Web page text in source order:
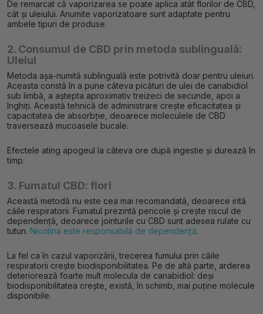
De remarcat că vaporizarea se poate aplica atât florilor de CBD,
cât și uleiului. Anumite vaporizatoare sunt adaptate pentru
ambele tipuri de produse.
2. Consumul de CBD prin metoda sublinguală:
Uleiul
Metoda așa-numită sublinguală este potrivită doar pentru uleiuri.
Aceasta constă în a pune câteva picături de ulei de canabidiol
sub limbă, a aștepta aproximativ treizeci de secunde, apoi a
înghiți. Această tehnică de administrare crește eficacitatea și
capacitatea de absorbție, deoarece moleculele de CBD
traversează mucoasele bucale.
Efectele ating apogeul la câteva ore după ingestie și durează în
timp.
3. Fumatul CBD: flori
Această metodă nu este cea mai recomandată, deoarece irită
căile respiratorii. Fumatul prezintă pericole și crește riscul de
dependență, deoarece jointurile cu CBD sunt adesea rulate cu
tutun. Nicotina este responsabilă de dependență.
La fel ca în cazul vaporizării, trecerea fumului prin căile
respiratorii crește biodisponibilitatea. Pe de altă parte, arderea
deteriorează foarte mult molecula de canabidiol: deși
biodisponibilitatea crește, există, în schimb, mai puține molecule
disponibile.